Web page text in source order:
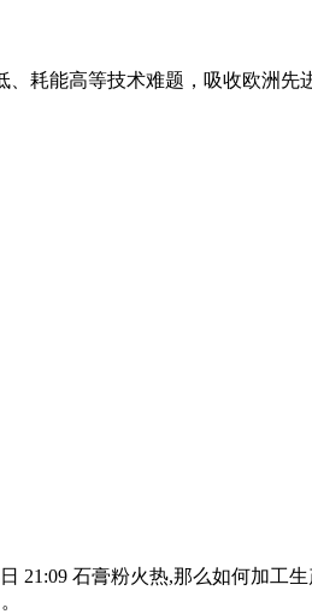
耗能高等技术难题，吸收欧洲
21:09 石膏粉火热,那么如何加